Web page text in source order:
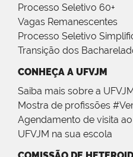
Processo Seletivo 60+
Vagas Remanescentes
Processo Seletivo
Transição dos
CONHEÇA A UFVJM
Saiba mais sobre a UFVJM
Mostra de profissões
Agendamento de visita
UFVJM na sua escola